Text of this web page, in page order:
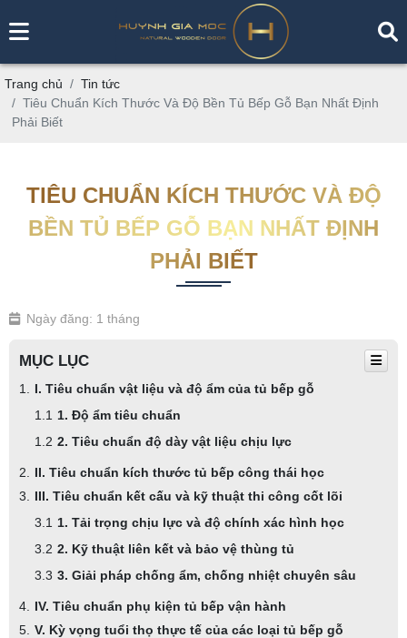
Trang chủ
Tin tức
Tiêu Chuẩn Kích Thước Và Độ Bền Tủ Bếp Gỗ Bạn Nhất Định
Phải Biết
TIÊU CHUẨN KÍCH THƯỚC VÀ ĐỘ
BỀN TỦ BẾP GỖ BẠN NHẤT ĐỊNH
PHẢI BIẾT
Ngày đăng: 1 tháng
MỤC LỤC
I. Tiêu chuẩn vật liệu và độ ẩm của tủ bếp gỗ
1. Độ ẩm tiêu chuẩn
2. Tiêu chuẩn độ dày vật liệu chịu lực
II. Tiêu chuẩn kích thước tủ bếp công thái học
III. Tiêu chuẩn kết cấu và kỹ thuật thi công cốt lõi
1. Tải trọng chịu lực và độ chính xác hình học
2. Kỹ thuật liên kết và bảo vệ thùng tủ
3. Giải pháp chống ẩm, chống nhiệt chuyên sâu
IV. Tiêu chuẩn phụ kiện tủ bếp vận hành
V. Kỳ vọng tuổi thọ thực tế của các loại tủ bếp gỗ